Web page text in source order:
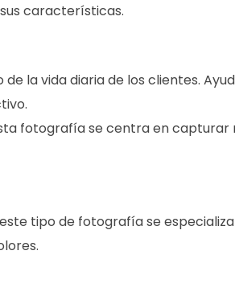
características.
la vida diaria de los clientes.
fotografía se centra en capturar
tipo de fotografía se